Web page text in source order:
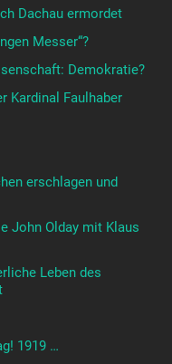
Dachau ermordet
Messer“?
Demokratie?
Kardinal Faulhaber
erschlagen und
John Olday mit Klaus
Leben des
1919 …